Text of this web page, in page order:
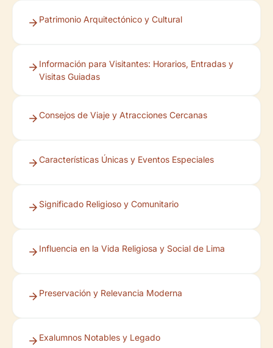
Patrimonio Arquitectónico y Cultural
Información para Visitantes: Horarios, Entradas y
Visitas Guiadas
Consejos de Viaje y Atracciones Cercanas
Características Únicas y Eventos Especiales
Significado Religioso y Comunitario
Influencia en la Vida Religiosa y Social de Lima
Preservación y Relevancia Moderna
Exalumnos Notables y Legado